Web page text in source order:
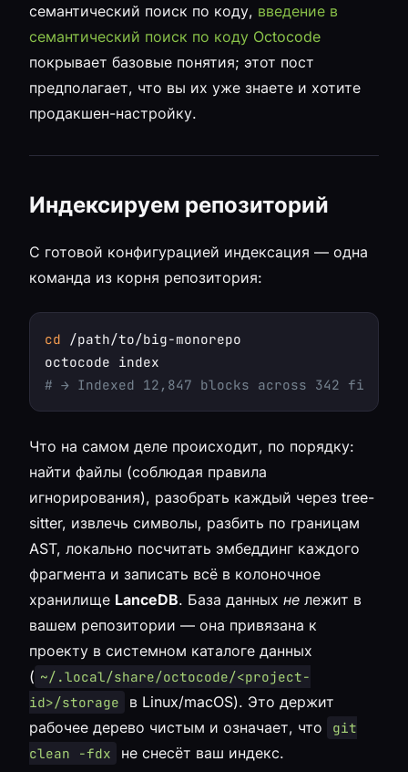
семантический поиск по коду, введение в
семантический поиск по коду Octocode
покрывает базовые понятия; этот пост
предполагает, что вы их уже знаете и хотите
продакшен-настройку.
Индексируем репозиторий
С готовой конфигурацией индексация — одна
команда из корня репозитория:
cd /path/to/big-monorepo
# → Indexed 12,847 blocks across 342 files
Что на самом деле происходит, по порядку:
найти файлы (соблюдая правила
игнорирования), разобрать каждый через tree-
sitter, извлечь символы, разбить по границам
AST, локально посчитать эмбеддинг каждого
фрагмента и записать всё в колоночное
хранилище LanceDB. База данных не лежит в
вашем репозитории — она привязана к
проекту в системном каталоге данных
( ~/.local/share/octocode/<project-
id>/storage
в Linux/macOS). Это держит
рабочее дерево чистым и означает, что
git
clean -fdx
не снесёт ваш индекс.